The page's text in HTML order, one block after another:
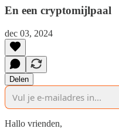
En een cryptomijlpaal
dec 03, 2024
Delen
Hallo vrienden,